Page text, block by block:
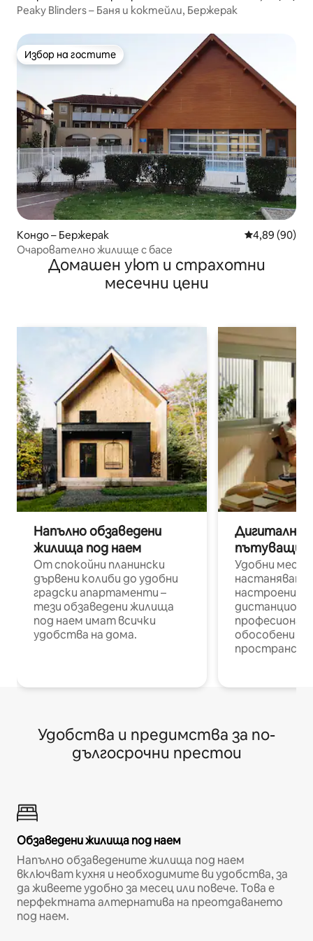
Peaky Blinders – Баня и коктейли, Бержерак
Избор на гостите
Избор на гостите
Кондо – Бержерак Средна
4,89 (90)
Очарователно жилище с басе
Домашен уют и страхотни
месечни цени
Напълно обзаведени
жилища под наем
От спокойни планински
дървени колиби до удобни
градски апартаменти –
тези обзаведени жилища
под наем имат всички
удобства на дома.
Дигитални
пътуващи
Удобни
настаняване
настроени и
обособени
Удобства и предимства за по-
дългосрочни престои
Обзаведени жилища под наем
Напълно обзаведените жилища под наем
включват кухня и необходимите ви удобства, за
да живеете удобно за месец или повече. Това е
перфектната алтернатива на преотдаването
под наем.